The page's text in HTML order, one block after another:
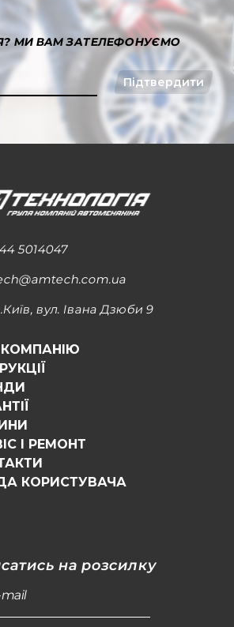
МИ ВАМ ЗАТЕЛЕФОНУЄМО
Підтвердити
5014047
вул. Івана Дзюби 9
І РЕМОНТ
КОРИСТУВАЧА
на розсилку